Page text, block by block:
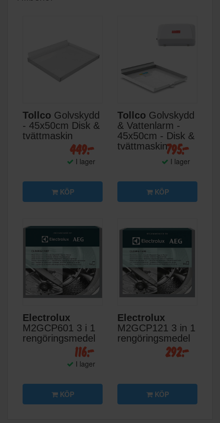
Tollco Golvskydd
- 45x50cm Disk &
tvättmaskin
449:-
I lager
KÖP
Tollco Golvskydd
& Vattenlarm -
45x50cm - Disk &
tvättmaskin795:-
I lager
KÖP
Electrolux
M2GCP601 3 i 1
rengöringsmedel
116:-
I lager
KÖP
Electrolux
M2GCP121 3 in 1
rengöringsmedel
292:-
KÖP